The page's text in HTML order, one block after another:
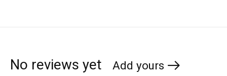
No reviews yet Add yours